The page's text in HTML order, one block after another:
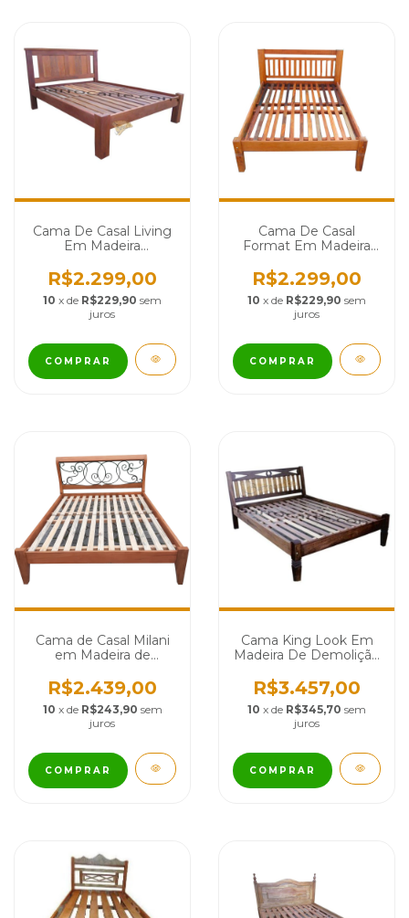
Cama De Casal Living
Em Madeira
R$2.299,00
10 x de R$229,90 sem
juros
COMPRAR
Cama De Casal
Format Em Madeira
1237
R$2.299,00
10 x de R$229,90 sem
juros
COMPRAR
Cama de Casal Milani
em Madeira de
Cód 2558
R$2.439,00
10 x de R$243,90 sem
juros
COMPRAR
Cama King Look Em
Madeira De Demolição
R$3.457,00
10 x de R$345,70 sem
juros
COMPRAR